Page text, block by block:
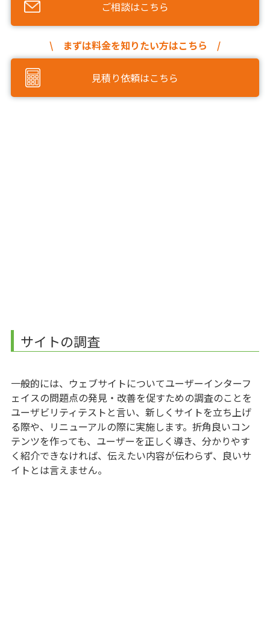
ご相談はこちら
\ まずは料金を知りたい方はこちら /
見積り依頼はこちら
サイトの調査
一般的には、ウェブサイトについてユーザーインターフ
ェイスの問題点の発見・改善を促すための調査のことを
ユーザビリティテストと言い、新しくサイトを立ち上げ
る際や、リニューアルの際に実施します。折角良いコン
テンツを作っても、ユーザーを正しく導き、分かりやす
く紹介できなければ、伝えたい内容が伝わらず、良いサ
イトとは言えません。